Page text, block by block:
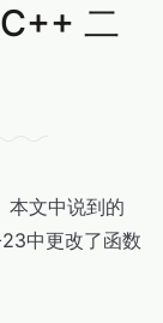
二
本文中说到的
中更改了函数